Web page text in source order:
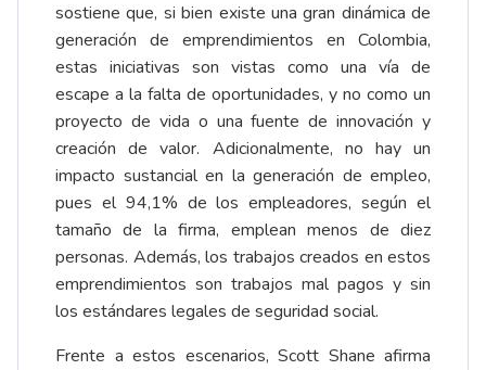
sostiene que, si bien existe una gran dinámica de
generación de emprendimientos en Colombia,
estas iniciativas son vistas como una vía de
escape a la falta de oportunidades, y no como un
proyecto de vida o una fuente de innovación y
creación de valor. Adicionalmente, no hay un
impacto sustancial en la generación de empleo,
pues el 94,1% de los empleadores, según el
tamaño de la firma, emplean menos de diez
personas. Además, los trabajos creados en estos
emprendimientos son trabajos mal pagos y sin
los estándares legales de seguridad social.
Frente a estos escenarios, Scott Shane afirma